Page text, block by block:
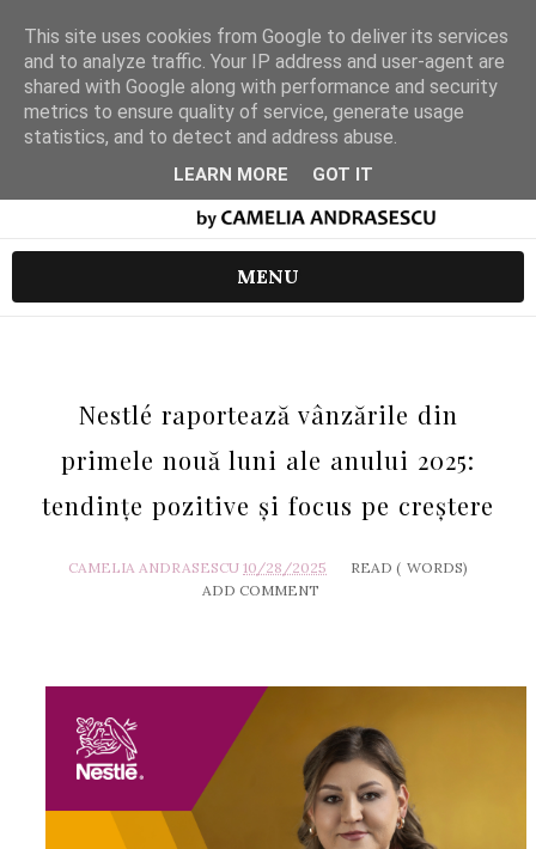
MENU
Nestlé raportează vânzările din
primele nouă luni ale anului 2025:
tendințe pozitive și focus pe creștere
CAMELIA ANDRASESCU 10/28/2025 READ ( WORDS)
ADD COMMENT
This site uses cookies from Google to deliver its services
and to analyze traffic. Your IP address and user-agent are
shared with Google along with performance and security
metrics to ensure quality of service, generate usage
statistics, and to detect and address abuse.
LEARN MORE GOT IT